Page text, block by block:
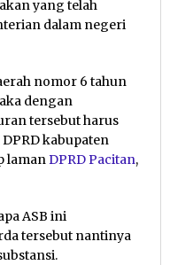
yang telah
dalam negeri
nomor 6 tahun
dengan
tersebut harus
kabupaten
lamanDPRD Pacitan,
ASB ini
tersebut nantinya